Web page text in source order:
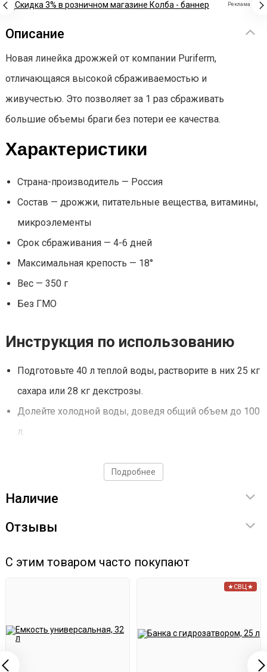
Реклама
Описание
Новая линейка дрожжей от компании Puriferm,
отличающаяся высокой сбраживаемостью и
живучестью. Это позволяет за 1 раз сбраживать
большие объемы браги без потери ее качества.
Характеристики
Страна-производитель — Россия
Состав — дрожжи, питательные вещества, витамины,
микроэлементы
Срок сбраживания — 4-6 дней
Максимальная крепость — 18°
Вес — 350 г
Без ГМО
Инструкция по использованию
Подготовьте 40 л теплой воды, растворите в них 25 кг
сахара или 28 кг декстрозы.
Долейте холодной воды, доведя общий объем до 100
л.
Уберите на брожение при температуре 20-29°С. Срок
Подробнее
Наличие
Отзывы
С этим товаром часто покупают
★СВЦ★